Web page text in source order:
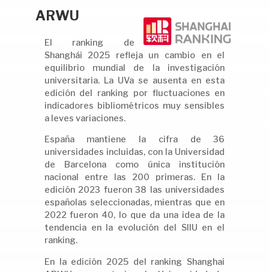
ARWU
El ranking de
Shanghái 2025 refleja un cambio en el
equilibrio mundial de la investigación
universitaria. La UVa se ausenta en esta
edición del ranking por fluctuaciones en
indicadores bibliométricos muy sensibles
a leves variaciones.
España mantiene la cifra de 36
universidades incluidas, con la Universidad
de Barcelona como única institución
nacional entre las 200 primeras. En la
edición 2023 fueron 38 las universidades
españolas seleccionadas, mientras que en
2022 fueron 40, lo que da una idea de la
tendencia en la evolución del SIIU en el
ranking.
En la edición 2025 del ranking Shanghai